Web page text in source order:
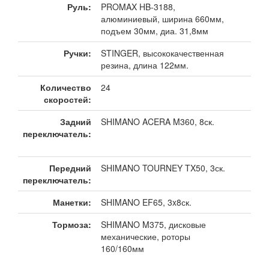
Руль:
PROMAX HB-3188,
алюминиевый, ширина 660мм,
подъем 30мм, диа. 31,8мм
Ручки:
STINGER, высококачественная
резина, длина 122мм.
Количество
скоростей:
24
Задний
переключатель:
SHIMANO ACERA M360, 8ск.
Передний
переключатель:
SHIMANO TOURNEY TX50, 3ск.
Манетки:
SHIMANO EF65, 3x8ск.
Тормоза:
SHIMANO M375, дисковые
механические, роторы
160/160мм